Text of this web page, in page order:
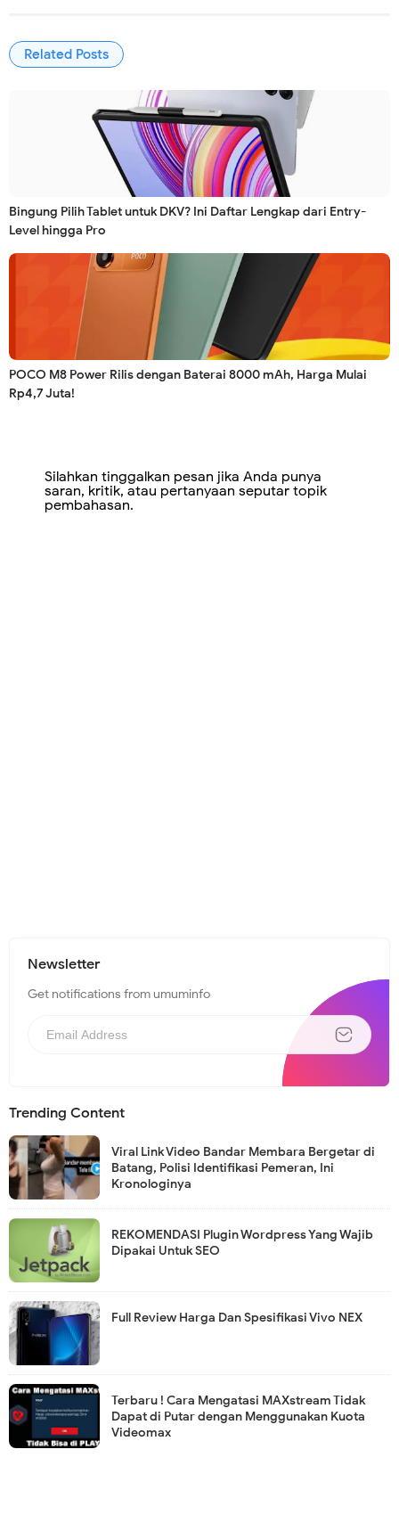
Related Posts
Bingung Pilih Tablet untuk DKV? Ini Daftar Lengkap dari Entry-
Level hingga Pro
POCO M8 Power Rilis dengan Baterai 8000 mAh, Harga Mulai
Rp4,7 Juta!
Silahkan tinggalkan pesan jika Anda punya
saran, kritik, atau pertanyaan seputar topik
pembahasan.
Newsletter
Get notifications from umuminfo
Trending Content
Viral Link Video Bandar Membara Bergetar di
Batang, Polisi Identifikasi Pemeran, Ini
Kronologinya
REKOMENDASI Plugin Wordpress Yang Wajib
Dipakai Untuk SEO
Full Review Harga Dan Spesifikasi Vivo NEX
Terbaru ! Cara Mengatasi MAXstream Tidak
Dapat di Putar dengan Menggunakan Kuota
Videomax